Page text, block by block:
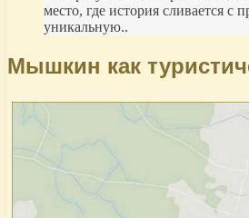
место, где история сливается с
уникальную..
Мышкин как